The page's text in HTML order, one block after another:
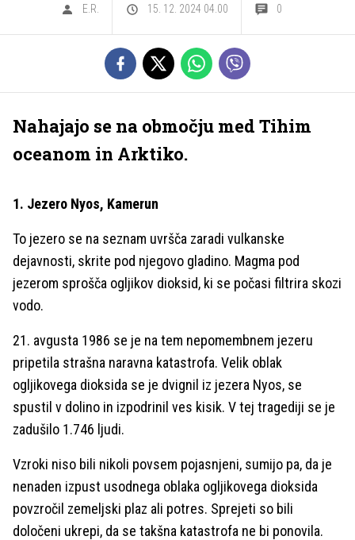
E.R. 15. 12. 2024 04.00 0
Nahajajo se na območju med Tihim
oceanom in Arktiko.
1. Jezero Nyos, Kamerun
To jezero se na seznam uvršča zaradi vulkanske
dejavnosti, skrite pod njegovo gladino. Magma pod
jezerom sprošča ogljikov dioksid, ki se počasi filtrira skozi
vodo.
21. avgusta 1986 se je na tem nepomembnem jezeru
pripetila strašna naravna katastrofa. Velik oblak
ogljikovega dioksida se je dvignil iz jezera Nyos, se
spustil v dolino in izpodrinil ves kisik. V tej tragediji se je
zadušilo 1.746 ljudi.
Vzroki niso bili nikoli povsem pojasnjeni, sumijo pa, da je
nenaden izpust usodnega oblaka ogljikovega dioksida
povzročil zemeljski plaz ali potres. Sprejeti so bili
določeni ukrepi, da se takšna katastrofa ne bi ponovila.